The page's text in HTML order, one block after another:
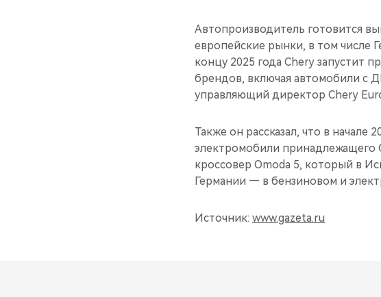
Автопроизводитель готовится
европейские рынки, в том
концу 2025 года Chery запустит
брендов, включая автомобили с
управляющий директор Chery
Также он рассказал, что в
электромобили принадлежащего
кроссовер Omoda 5, который в
Германии — в бензиновом и
Источник: www.gazeta.ru